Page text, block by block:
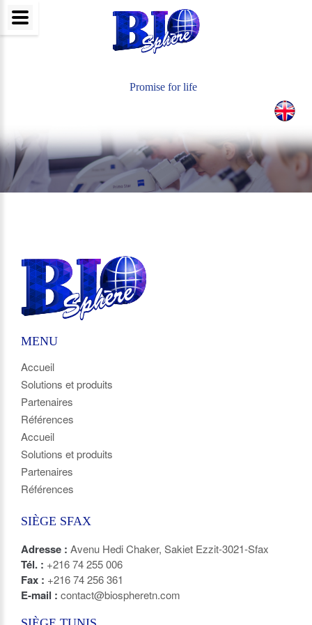
Promise for life
MENU
Accueil
Solutions et produits
Partenaires
Références
Accueil
Solutions et produits
Partenaires
Références
SIÈGE SFAX
Adresse : Avenu Hedi Chaker, Sakiet Ezzit-3021-Sfax
Tél. : +216 74 255 006
Fax : +216 74 256 361
E-mail : contact@biospheretn.com